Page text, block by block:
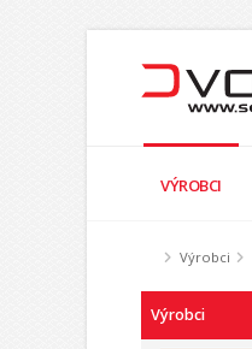
VÝROBCI
Výrobci
Výrobci